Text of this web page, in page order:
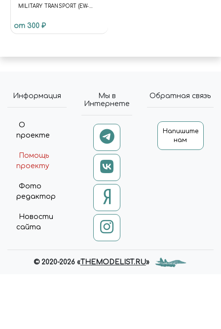
MILITARY TRANSPORT (EW-
от 300 ₽
Информация
О
проекте
Помощь
проекту
Фото
редактор
Новости
сайта
Мы в
Интернете
Обратная связь
Напишите
нам
© 2020-2026 «THEMODELIST.RU»